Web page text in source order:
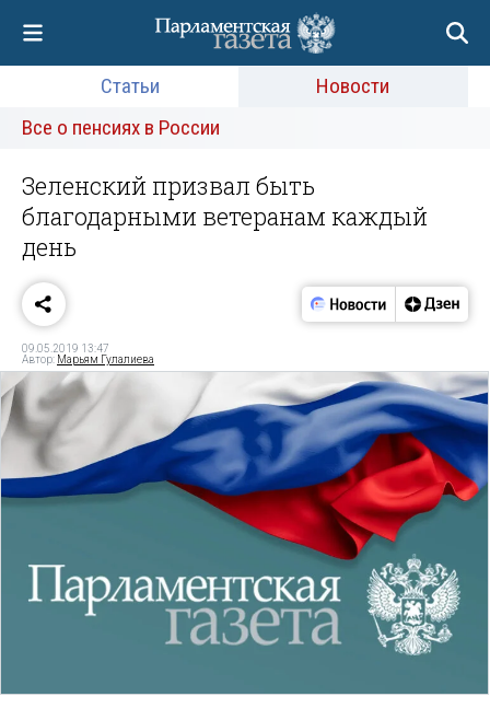
Статьи
Новости
Все о пенсиях в России
Зеленский призвал быть
благодарными ветеранам каждый
день
09.05.2019 13:47
Автор: Марьям Гулалиева